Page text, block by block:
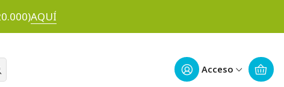
Acceso
AQUÍ